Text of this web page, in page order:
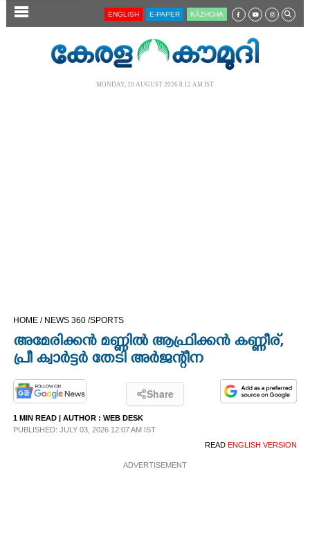
SECTIONS
CINEMA
OPINION
PHOTOS
ENGLISH E-PAPER KĀZHCHA
MONDAY, 10 AUGUST 2026 8.12 AM IST
HOME / NEWS 360 /SPORTS
അമേരിക്കൻ മണ്ണിൽ ആഫ്രിക്കൻ കണ്ണീര്,
പ്രീ ക്വാർട്ടർ തേടി അർജന്റീന
Share
1 MIN READ | AUTHOR : WEB DESK
PUBLISHED: JULY 03, 2026 12:07 AM IST
READ ENGLISH VERSION
ADVERTISEMENT